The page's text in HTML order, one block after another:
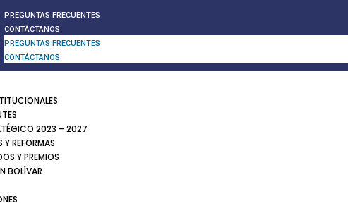
PREGUNTAS FRECUENTES
CONTÁCTANOS
PREGUNTAS FRECUENTES
CONTÁCTANOS
2023 – 2027
REFORMAS
Y PREMIOS
BOLÍVAR